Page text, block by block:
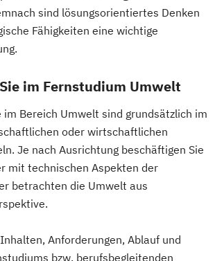
und Technologiemanagement
(M. Eng.) 3 oder 4 Semester
für Studierende
Fächer
Soziologie
Informatik
und
- Zugänge zur
Rechtsbetriebswirt/in
Umweltmanager(in)
und Arbeitsrecht
sind lösungsorientiertes Denken
Fähigkeiten eine wichtige
im Fernstudium Umwelt
im Bereich Umwelt sind grundsätzlich im
oder wirtschaftlichen
Je nach Ausrichtung beschäftigen Sie
mit technischen Aspekten der
betrachten die Umwelt aus
Anforderungen, Ablauf und
bzw. berufsbegleitenden